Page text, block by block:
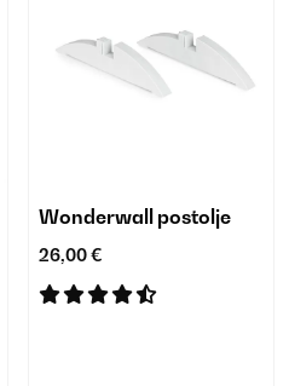
Wonderwall postolje
26,00 €